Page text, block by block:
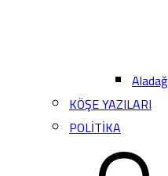
Aladağ
KÖŞE YAZILARI
POLİTİKA